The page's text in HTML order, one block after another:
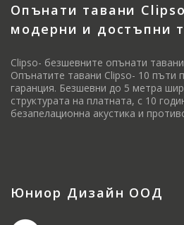
Опънати тавани
модерни и достъпни
Clipso- безшевните опънати
Опънатите тавани Clipso- 10 пъти
гаранция. Безшевни до 5 метра
структурата на платната, с 10
безапелационна акустика и
Юниор Дизайн ООД